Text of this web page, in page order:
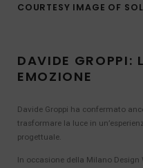
COURTESY IMAGE OF
DAVIDE GROPPI:
EMOZIONE
Davide Groppi ha confermato
trasformare la luce in
progettuale.
In occasione della Milano Design